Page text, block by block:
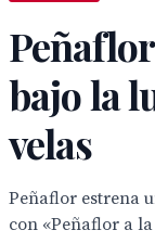
bajo la
velas
Peñaflor estrena
con «Peñaflor a